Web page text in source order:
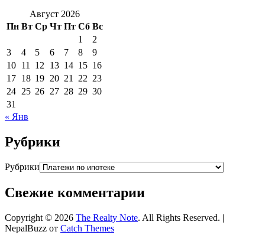
Август 2026
Пн Вт Ср Чт Пт Сб Вс
1
2
3
4 5 6 7 8
9
10 11 12 13 14 15 16
17 18 19 20 21 22 23
24 25 26 27 28 29 30
31
« Янв
Рубрики
Рубрики
Свежие комментарии
Copyright © 2026 The Realty Note. All Rights Reserved. |
NepalBuzz от Catch Themes